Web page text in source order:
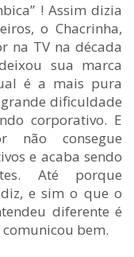
! Assim dizia
o Chacrinha,
na TV na década
sua marca
é a mais pura
dificuldade
corporativo. E
não consegue
e acaba sendo
Até porque
e sim o que o
diferente é
comunicou bem.